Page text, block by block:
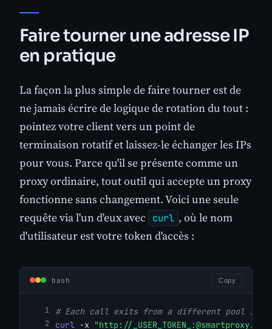
Faire tourner une adresse IP
en pratique
La façon la plus simple de faire tourner est de
ne jamais écrire de logique de rotation du tout :
pointez votre client vers un point de
terminaison rotatif et laissez-le échanger les IPs
pour vous. Parce qu'il se présente comme un
proxy ordinaire, tout outil qui accepte un proxy
fonctionne sans changement. Voici une seule
requête via l'un d'eux avec
curl , où le nom
d'utilisateur est votre token d'accès :
bash Copy
# Each call exits from a different pool IP;
curl -x "http://